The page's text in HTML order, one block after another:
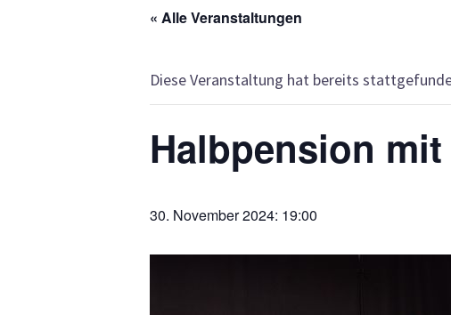
« Alle Veranstaltungen
Diese Veranstaltung hat bereits
Halbpension
30. November 2024: 19:00